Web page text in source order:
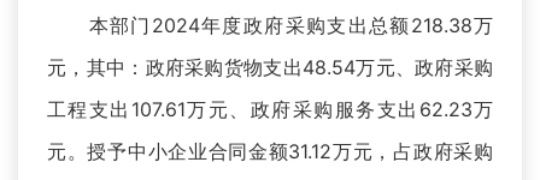
本部门2024年度政府采购支出总额218.38万
元，其中：政府采购货物支出48.54万元、政府采购
工程支出107.61万元、政府采购服务支出62.23万
元。授予中小企业合同金额31.12万元，占政府采购